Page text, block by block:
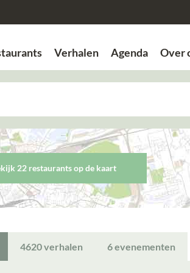
22 restaurantsop de kaart
4620verhalen 6evenementen
Verhalen Agenda Over
Zoek